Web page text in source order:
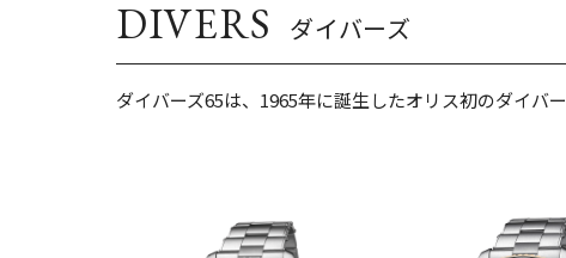
DIVERS ダイバーズ
ダイバーズ65は、1965年に誕生したオリス初のダイバ